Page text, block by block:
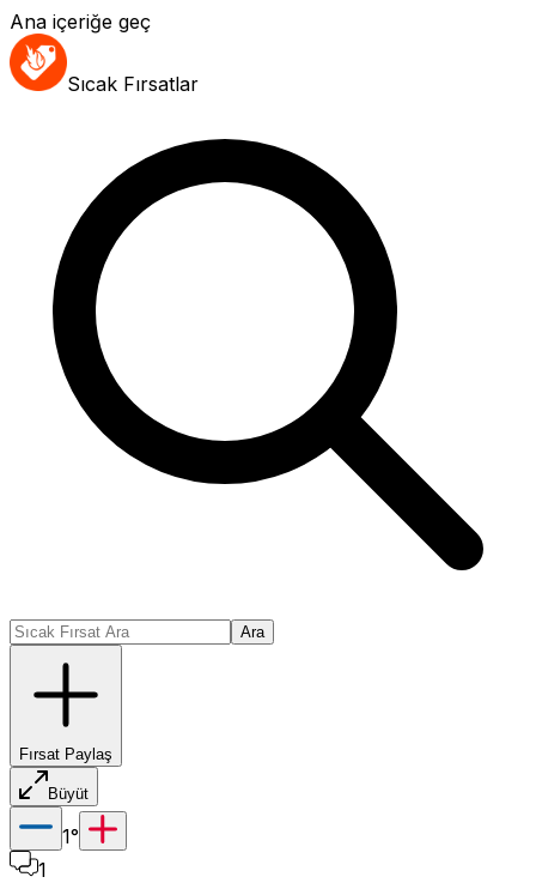
Ana içeriğe geç
Sıcak Fırsatlar
Ara
Fırsat Paylaş
Büyüt
1°
1